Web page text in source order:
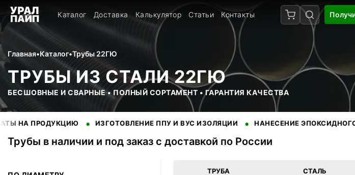
Каталог Доставка Калькулятор Статьи Контакты
Главная•Каталог•Трубы 22ГЮ
ТРУБЫ ИЗ СТАЛИ 22ГЮ
БЕСШОВНЫЕ И СВАРНЫЕ • ПОЛНЫЙ СОРТАМЕНТ • ГАРАНТИЯ КАЧЕСТВА
• ИЗГОТОВЛЕНИЕ ППУ И ВУС ИЗОЛЯЦИИ • НАНЕСЕНИЕ ЭПОКСИДНОГО
Трубы в наличии и под заказ с доставкой по России
ТРУБА СТАЛЬ